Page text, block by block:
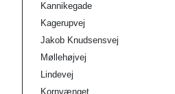
Kannikegade
Kagerupvej
Jakob Knudsensvej
Møllehøjvej
Lindevej
Kornvænget